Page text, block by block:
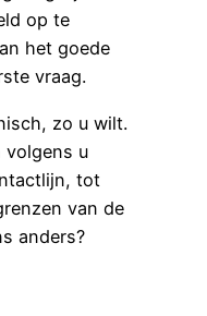
op te
het goede
vraag.
zo u wilt.
volgens u
tot
van de
anders?